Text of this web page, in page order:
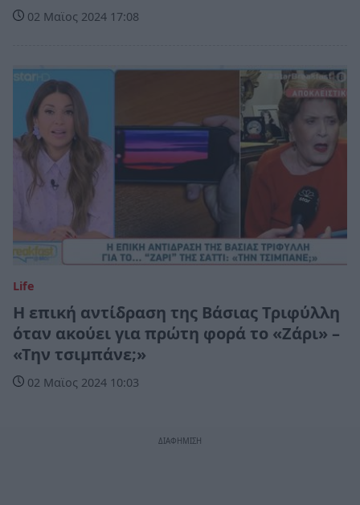
02 Μαϊος 2024 17:08
Life
Η επική αντίδραση της Βάσιας Τριφύλλη
όταν ακούει για πρώτη φορά το «Ζάρι» –
«Την τσιμπάνε;»
02 Μαϊος 2024 10:03